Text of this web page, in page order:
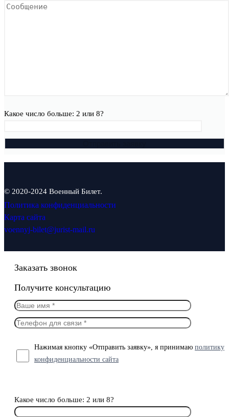
Какое число больше: 2 или 8?
© 2020-2024 Военный Билет.
Политика конфиденциальности
Карта сайта
voennyj-bilet@jurist-mail.ru
Заказать звонок
Получите консультацию
Нажимая кнопку «Отправить заявку», я принимаю политику
конфиденциальности сайта
Какое число больше: 2 или 8?